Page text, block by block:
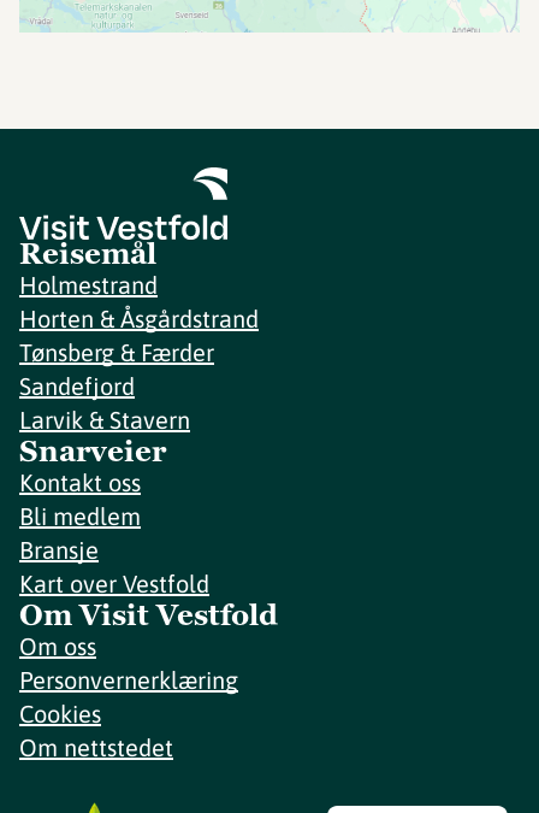
Reisemål
Holmestrand
Horten & Åsgårdstrand
Tønsberg & Færder
Sandefjord
Larvik & Stavern
Snarveier
Kontakt oss
Bli medlem
Bransje
Kart over Vestfold
Om Visit Vestfold
Om oss
Personvernerklæring
Cookies
Om nettstedet